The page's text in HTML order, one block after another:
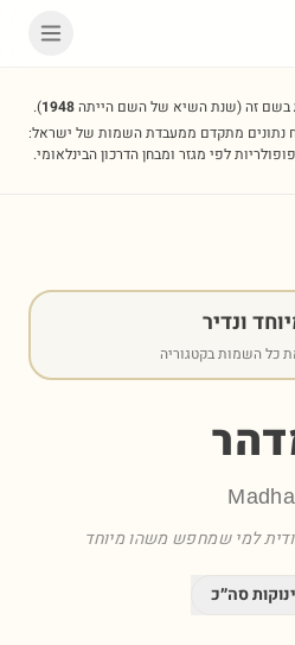
בשם זה(שנת השיא של השם הייתה1948
).
נתונים מתקדם ממעבדת השמות של ישראל:
לפי מגזר ומבחן הדרכון הבינלאומי.
ונדיר
כל השמות בקטגוריה
למי שמחפש משהו מיוחד
סה״כ